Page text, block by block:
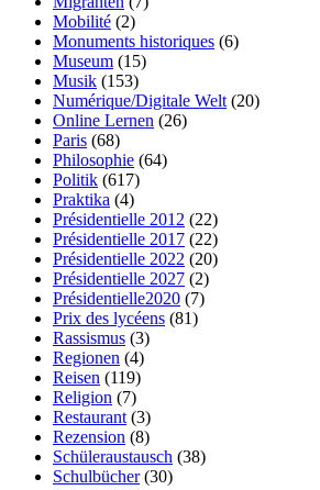
Mobilité (2)
Monuments historiques (6)
Museum (15)
Musik (153)
Numérique/Digitale Welt (20)
Online Lernen (26)
Paris (68)
Philosophie (64)
Politik (617)
Praktika (4)
Présidentielle 2012 (22)
Présidentielle 2017 (22)
Présidentielle 2022 (20)
Présidentielle 2027 (2)
Présidentielle2020 (7)
Prix des lycéens (81)
Rassismus (3)
Regionen (4)
Reisen (119)
Religion (7)
Restaurant (3)
Rezension (8)
Schüleraustausch (38)
Schulbücher(30)